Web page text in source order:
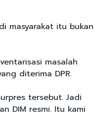
masyarakat itu bukan
masalah
diterima DPR.
tersebut. Jadi
DIM resmi. Itu kami